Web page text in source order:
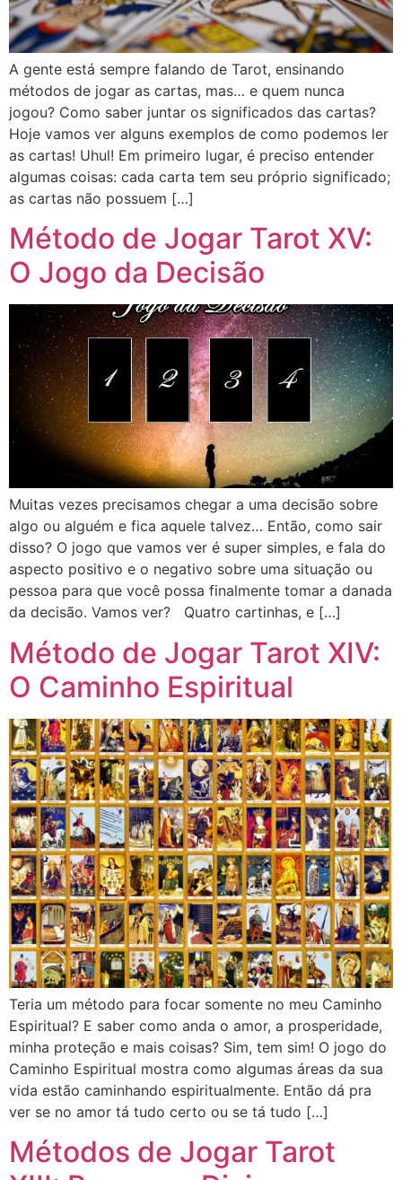
A gente está sempre falando de Tarot, ensinando
métodos de jogar as cartas, mas… e quem nunca
jogou? Como saber juntar os significados das cartas?
Hoje vamos ver alguns exemplos de como podemos ler
as cartas! Uhul! Em primeiro lugar, é preciso entender
algumas coisas: cada carta tem seu próprio significado;
as cartas não possuem […]
Método de Jogar Tarot XV:
O Jogo da Decisão
Muitas vezes precisamos chegar a uma decisão sobre
algo ou alguém e fica aquele talvez… Então, como sair
disso? O jogo que vamos ver é super simples, e fala do
aspecto positivo e o negativo sobre uma situação ou
pessoa para que você possa finalmente tomar a danada
da decisão. Vamos ver? Quatro cartinhas, e […]
Método de Jogar Tarot XIV:
O Caminho Espiritual
Teria um método para focar somente no meu Caminho
Espiritual? E saber como anda o amor, a prosperidade,
minha proteção e mais coisas? Sim, tem sim! O jogo do
Caminho Espiritual mostra como algumas áreas da sua
vida estão caminhando espiritualmente. Então dá pra
ver se no amor tá tudo certo ou se tá tudo […]
Métodos de Jogar Tarot